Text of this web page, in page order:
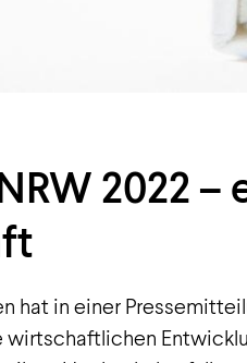
2022 –
hat in einer